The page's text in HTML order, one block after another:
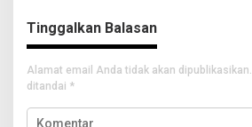
Tinggalkan Balasan
Alamat email Anda tidak akan dipublikasikan.
ditandai *